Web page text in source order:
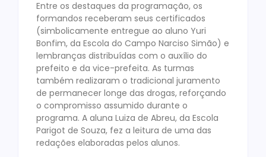
Entre os destaques da programação, os
formandos receberam seus certificados
(simbolicamente entregue ao aluno Yuri
Bonfim, da Escola do Campo Narciso Simão) e
lembranças distribuídas com o auxílio do
prefeito e da vice-prefeita. As turmas
também realizaram o tradicional juramento
de permanecer longe das drogas, reforçando
o compromisso assumido durante o
programa. A aluna Luiza de Abreu, da Escola
Parigot de Souza, fez a leitura de uma das
redações elaboradas pelos alunos.